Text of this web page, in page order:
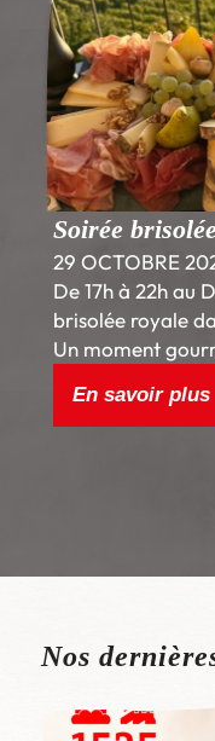
Soirée
29 OCTOBRE
De 17h à 22h au
brisolée royale
Un moment
En savoir plus
Nos